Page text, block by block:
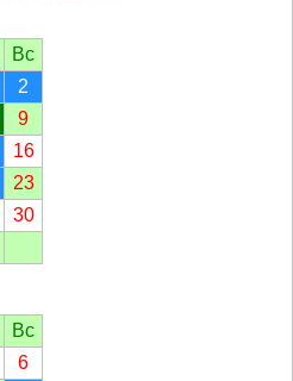
Вс
2
9
16
23
30
Вс
6